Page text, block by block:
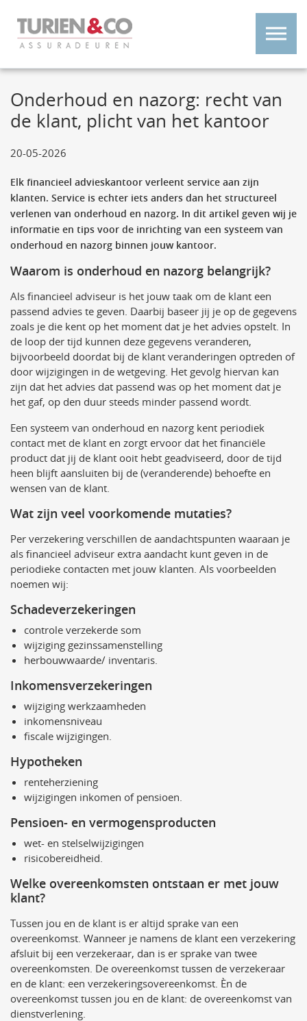
Onderhoud en nazorg: recht van
de klant, plicht van het kantoor
20-05-2026
Elk financieel advieskantoor verleent service aan zijn
klanten. Service is echter iets anders dan het structureel
verlenen van onderhoud en nazorg. In dit artikel geven wij je
informatie en tips voor de inrichting van een systeem van
onderhoud en nazorg binnen jouw kantoor.
Waarom is onderhoud en nazorg belangrijk?
Als financieel adviseur is het jouw taak om de klant een
passend advies te geven. Daarbij baseer jij je op de gegevens
zoals je die kent op het moment dat je het advies opstelt. In
de loop der tijd kunnen deze gegevens veranderen,
bijvoorbeeld doordat bij de klant veranderingen optreden of
door wijzigingen in de wetgeving. Het gevolg hiervan kan
zijn dat het advies dat passend was op het moment dat je
het gaf, op den duur steeds minder passend wordt.
Een systeem van onderhoud en nazorg kent periodiek
contact met de klant en zorgt ervoor dat het financiële
product dat jij de klant ooit hebt geadviseerd, door de tijd
heen blijft aansluiten bij de (veranderende) behoefte en
wensen van de klant.
Wat zijn veel voorkomende mutaties?
Per verzekering verschillen de aandachtspunten waaraan je
als financieel adviseur extra aandacht kunt geven in de
periodieke contacten met jouw klanten. Als voorbeelden
noemen wij:
Schadeverzekeringen
controle verzekerde som
wijziging gezinssamenstelling
herbouwwaarde/ inventaris.
Inkomensverzekeringen
wijziging werkzaamheden
inkomensniveau
fiscale wijzigingen.
Hypotheken
renteherziening
wijzigingen inkomen of pensioen.
Pensioen- en vermogensproducten
wet- en stelselwijzigingen
risicobereidheid.
Welke overeenkomsten ontstaan er met jouw
klant?
Tussen jou en de klant is er altijd sprake van een
overeenkomst. Wanneer je namens de klant een verzekering
afsluit bij een verzekeraar, dan is er sprake van twee
overeenkomsten. De overeenkomst tussen de verzekeraar
en de klant: een verzekeringsovereenkomst. Èn de
overeenkomst tussen jou en de klant: de overeenkomst van
dienstverlening.